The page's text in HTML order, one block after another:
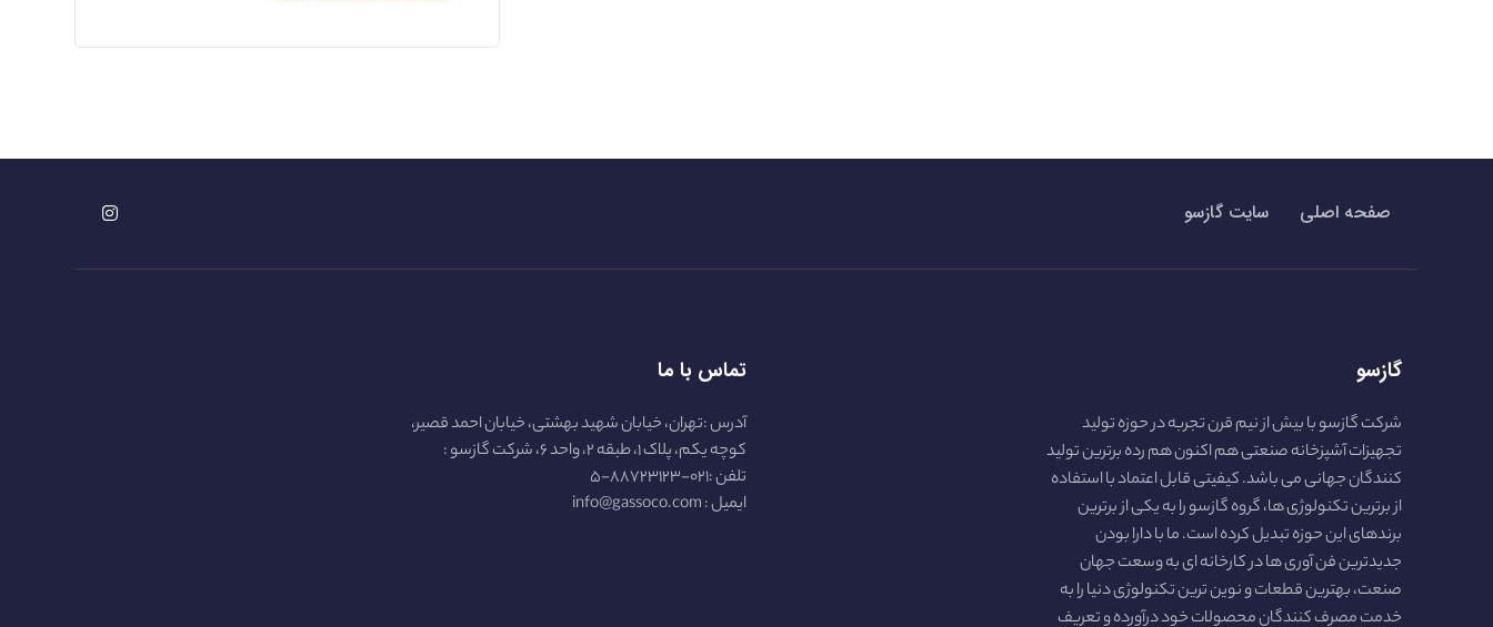
صفحه اصلی سایت گازسو
گازسو
شرکت گازسو با بیش از نیم قرن تجربه در حوزه تولید
تجهیزات آشپزخانه صنعتی هم اکنون هم رده برترین تولید
کنندگان جهانی می باشد. کیفیتی قابل اعتماد با استفاده
از برترین تکنولوژی ها، گروه گازسو را به یکی از برترین
برندهای این حوزه تبدیل کرده است. ما با دارا بودن
جدیدترین فن آوری ها در کارخانه ای به وسعت جهان
صنعت، بهترین قطعات و نوین ترین تکنولوژی دنیا را به
خدمت مصرف کنندگان محصولات خود درآورده و تعریف
تماس با ما
آدرس :تهران، خیابان شهید بهشتی، خیابان احمد قصیر،
کوچه یکم، پلاک ۱، طبقه ۲، واحد ۶، شرکت گازسو :
تلفن :۰۲۱-۸۸۷۲۳۱۲۳-۵
ایمیل : info@gassoco.com